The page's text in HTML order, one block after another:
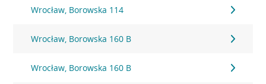
Wrocław, Borowska 114
Wrocław, Borowska 160 B
Wrocław, Borowska 160 B